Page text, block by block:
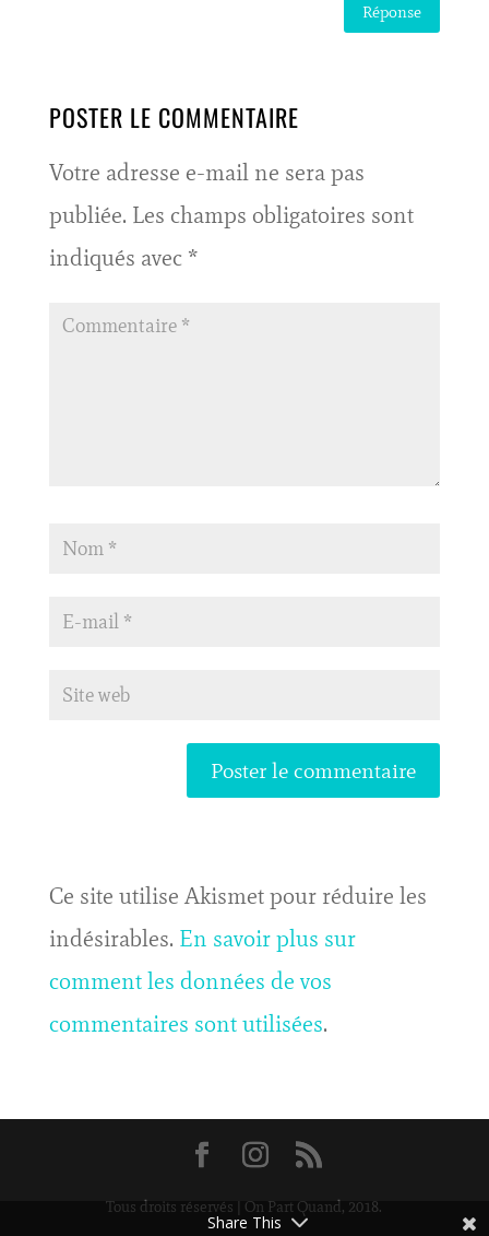
Réponse
POSTER LE COMMENTAIRE
Votre adresse e-mail ne sera pas
publiée. Les champs obligatoires sont
indiqués avec *
Ce site utilise Akismet pour réduire les
indésirables. En savoir plus sur
comment les données de vos
commentaires sont utilisées.
Tous droits réservés | On Part Quand, 2018.
Share This